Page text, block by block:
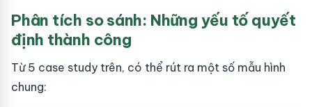
Phân tích so sánh: Những yếu tố quyết
định thành công
Từ 5 case study trên, có thể rút ra một số mẫu hình
chung: